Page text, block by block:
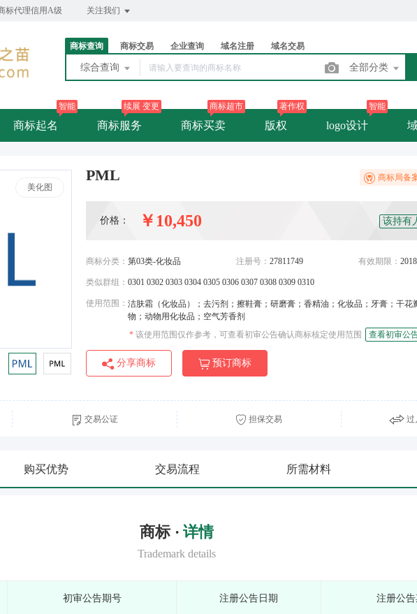
标代理信用A级 关注我们
商标查询 商标交易 企业查询 域名注册 域名交易
综合查询 全部分类
商标起名
智能
商标服务
续展 变更
商标买卖
商标超市
版权
著作权
logo设计
智能
美化图
PML 商标局备
价格： ￥10,450 该持有
商标分类： 第03类-化妆品 注册号： 27811749 有效期限：
类似群组： 0301 0302 0303 0304 0305 0306 0307 0308 0309 0310
使用范围： 洁肤霜（化妆品）；去污剂；擦鞋膏；研磨膏；香精油；化妆品；牙膏；干花
物；动物用化妆品；空气芳香剂
* 该使用范围仅作参考，可查看初审公告确认商标核定使用范围 查看初审公
分享商标 预订商标
交易公证 担保交易 过
购买优势 交易流程 所需材料
商标 · 详情
Trademark details
初审公告期号 注册公告日期 注册公